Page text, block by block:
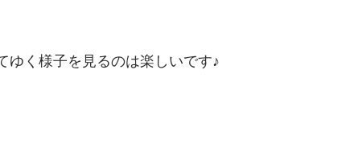
ゆく様子を見るのは楽しいです♪